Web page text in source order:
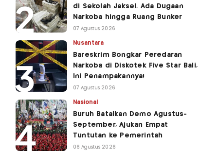
di Sekolah Jaksel, Ada Dugaan
Narkoba hingga Ruang Bunker
07 Agustus 2026
Nusantara
Bareskrim Bongkar Peredaran
Narkoba di Diskotek Five Star Bali,
Ini Penampakannya!
07 Agustus 2026
Nasional
Buruh Batalkan Demo Agustus-
September, Ajukan Empat
Tuntutan ke Pemerintah
06 Agustus 2026